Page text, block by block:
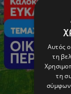
Αυτός
τη
τη